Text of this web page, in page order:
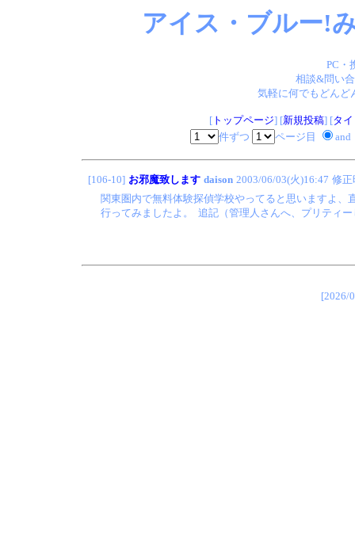
アイス・ブルー!
PC・
相談&問い
気軽に何でもどん
[トップページ] [新規投稿] [タ
件ずつ
ページ目 and
[106-10] お邪魔致します daison 2003/06/03(火)16:47 修正
関東圏内で無料体験探偵学校やってると思いますよ
行ってみましたよ。 追記（管理人さんへ、プリティー
[2026/